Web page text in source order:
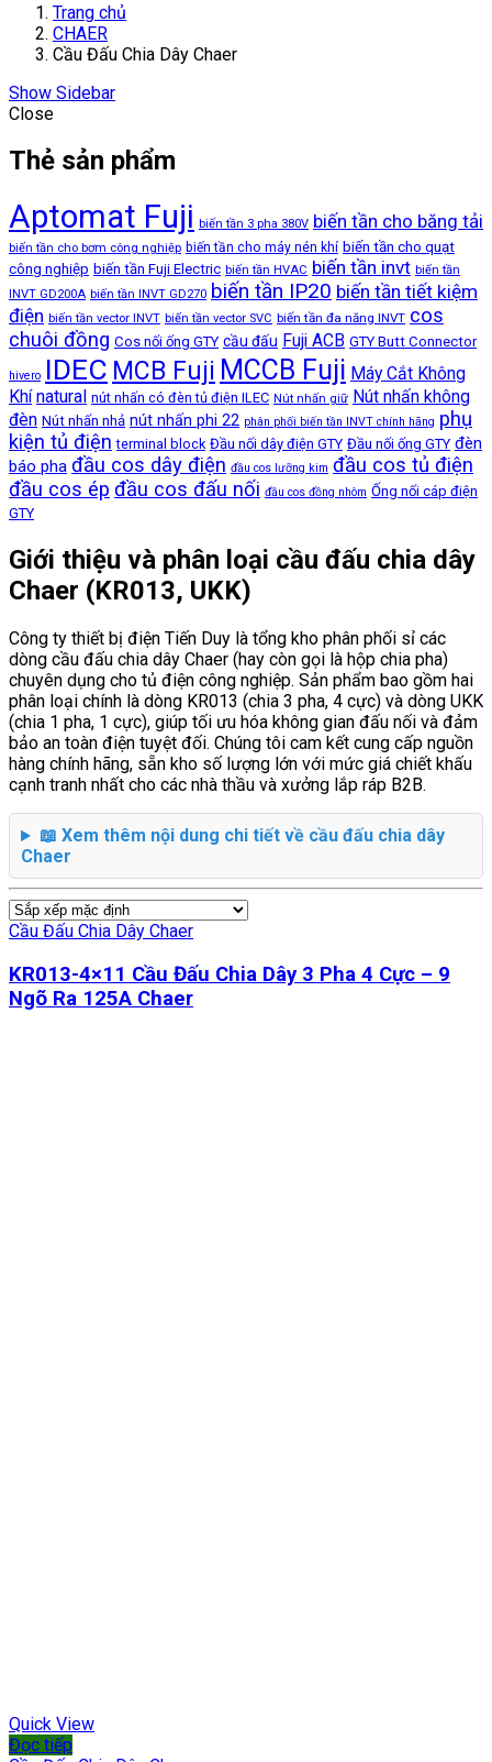
Trang chủ
CHAER
Cầu Đấu Chia Dây Chaer
Show Sidebar
Close
Thẻ sản phẩm
Aptomat Fuji biến tần 3 pha 380V biến tần cho băng tải
biến tần cho bơm công nghiệp biến tần cho máy nén khí biến tần cho quạt
công nghiệp biến tần Fuji Electric biến tần HVAC biến tần invt biến tần
INVT GD200A biến tần INVT GD270 biến tần IP20 biến tần tiết kiệm
điện biến tần vector INVT biến tần vector SVC biến tần đa năng INVT cos
chuôi đồng Cos nối ống GTY cầu đấu Fuji ACB GTY Butt Connector
hivero IDEC MCB Fuji MCCB Fuji Máy Cắt Không
Khí natural nút nhấn có đèn tủ điện ILEC Nút nhấn giữ Nút nhấn không
đèn Nút nhấn nhả nút nhấn phi 22 phân phối biến tần INVT chính hãng phụ
kiện tủ điện terminal block Đầu nối dây điện GTY Đầu nối ống GTY đèn
báo pha đầu cos dây điện đầu cos lưỡng kim đầu cos tủ điện
đầu cos ép đầu cos đấu nối đầu cos đồng nhôm Ống nối cáp điện
GTY
Giới thiệu và phân loại cầu đấu chia dây
Chaer (KR013, UKK)
Công ty thiết bị điện Tiến Duy là tổng kho phân phối sỉ các
dòng cầu đấu chia dây Chaer (hay còn gọi là hộp chia pha)
chuyên dụng cho tủ điện công nghiệp. Sản phẩm bao gồm hai
phân loại chính là dòng KR013 (chia 3 pha, 4 cực) và dòng UKK
(chia 1 pha, 1 cực), giúp tối ưu hóa không gian đấu nối và đảm
bảo an toàn điện tuyệt đối. Chúng tôi cam kết cung cấp nguồn
hàng chính hãng, sẵn kho số lượng lớn với mức giá chiết khấu
cạnh tranh nhất cho các nhà thầu và xưởng lắp ráp B2B.
📖 Xem thêm nội dung chi tiết về cầu đấu chia dây
Chaer
Cầu Đấu Chia Dây Chaer
KR013-4×11 Cầu Đấu Chia Dây 3 Pha 4 Cực – 9
Ngõ Ra 125A Chaer
Quick View
Đọc tiếp